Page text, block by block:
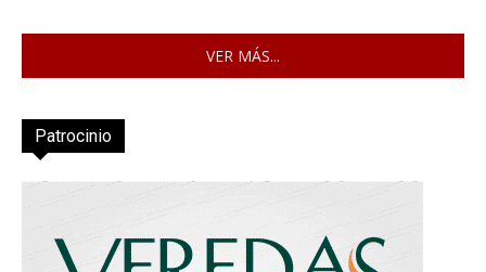
VER MÁS...
Patrocinio